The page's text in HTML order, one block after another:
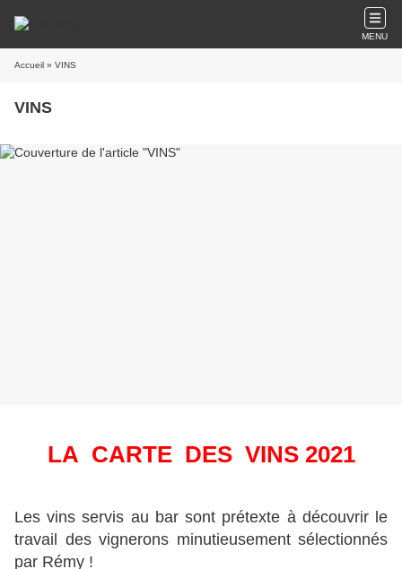
MENU
Accueil » VINS
VINS
LA CARTE DES VINS 2021
Les vins servis au bar sont prétexte à découvrir le
travail des vignerons minutieusement sélectionnés
par Rémy !